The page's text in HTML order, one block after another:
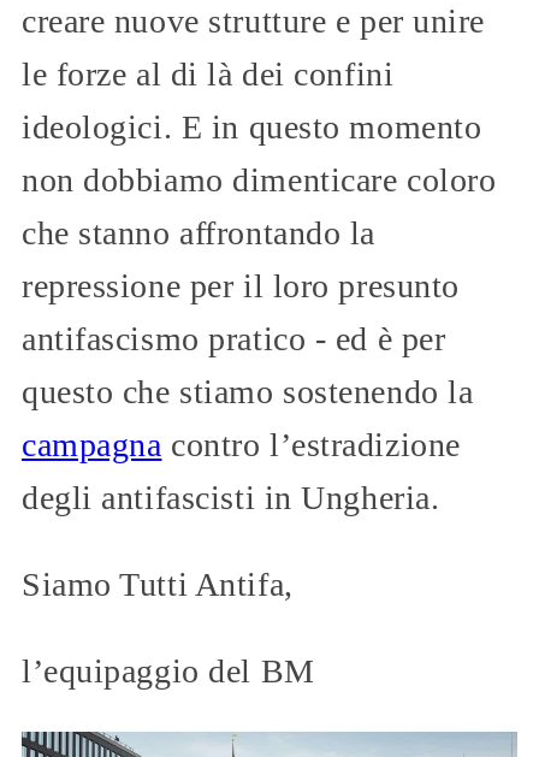
creare nuove strutture e per unire
le forze al di là dei confini
ideologici. E in questo momento
non dobbiamo dimenticare coloro
che stanno affrontando la
repressione per il loro presunto
antifascismo pratico - ed è per
questo che stiamo sostenendo la
campagna contro l’estradizione
degli antifascisti in Ungheria.
Siamo Tutti Antifa,
l’equipaggio del BM